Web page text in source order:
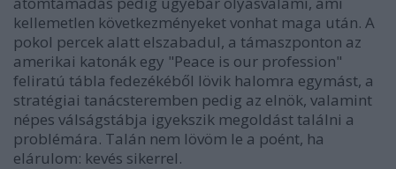
kellemetlen következményeket vonhat maga után. A
pokol percek alatt elszabadul, a támaszponton az
amerikai katonák egy "Peace is our profession"
feliratú tábla fedezékéből lövik halomra egymást, a
stratégiai tanácsteremben pedig az elnök, valamint
népes válságstábja igyekszik megoldást találni a
problémára. Talán nem lövöm le a poént, ha
elárulom: kevés sikerrel.